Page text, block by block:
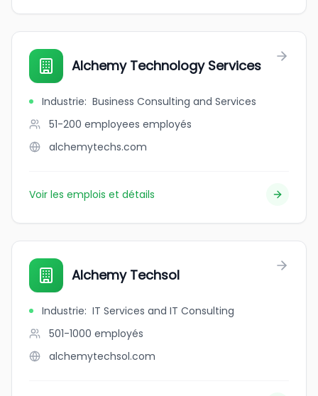
Alchemy Technology Services
Industrie: Business Consulting and Services
51-200 employees employés
alchemytechs.com
Voir les emplois et détails
Alchemy Techsol
Industrie: IT Services and IT Consulting
501-1000 employés
alchemytechsol.com